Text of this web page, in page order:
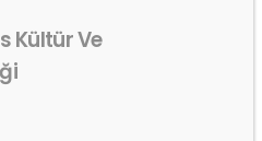
Kültür Ve